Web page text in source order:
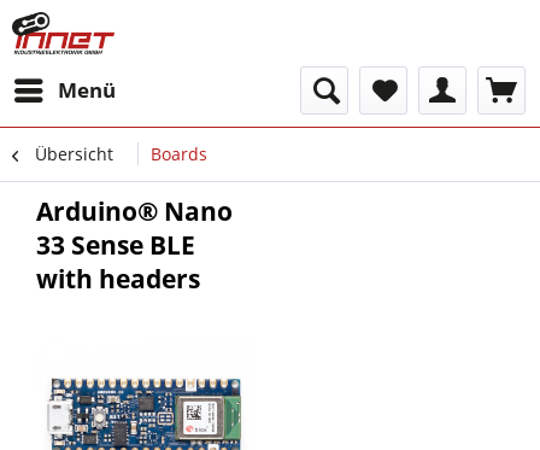
Menü
Übersicht Boards
Arduino® Nano
33 Sense BLE
with headers